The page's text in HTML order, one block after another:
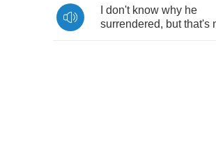
don't know why he
surrendered, but that's